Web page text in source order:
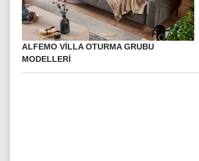
ALFEMO VILLA OTURMA GRUBU
MODELLERI